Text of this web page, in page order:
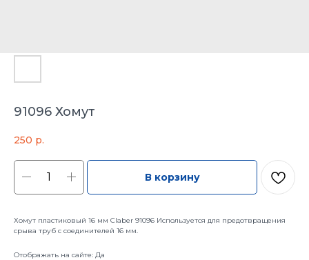
91096 Хомут
250 р.
В корзину
Хомут пластиковый 16 мм Claber 91096 Используется для предотвращения
срыва труб с соединителей 16 мм.
Отображать на сайте: Да